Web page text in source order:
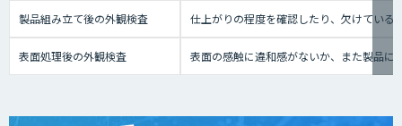
製品組み立て後の外観検査 仕上がりの程度を確認したり、欠けている
表面処理後の外観検査 表面の感触に違和感がないか、また製品に